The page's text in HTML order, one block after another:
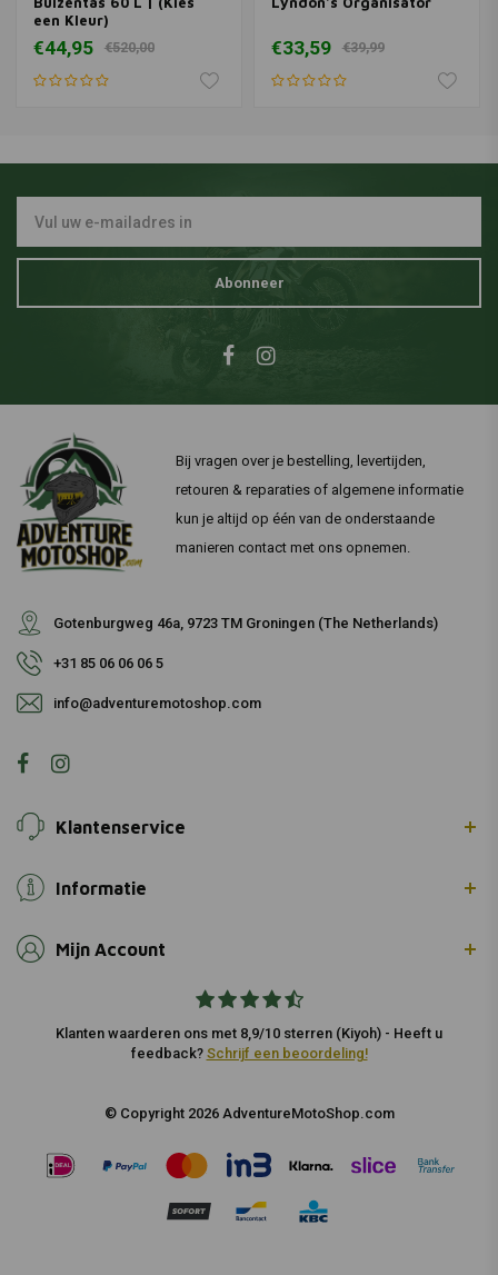
een Kleur)
€44,95 €520,00 €33,59 €39,99
Abonneer
Bij vragen over je bestelling, levertijden,
retouren & reparaties of algemene informatie
kun je altijd op één van de onderstaande
manieren contact met ons opnemen.
Gotenburgweg 46a, 9723 TM Groningen (The Netherlands)
+31 85 06 06 06 5
info@adventuremotoshop.com
Klantenservice
Informatie
Mijn Account
Klanten waarderen ons met 8,9/10 sterren (Kiyoh) - Heeft u
feedback? Schrijf een beoordeling!
© Copyright 2026 AdventureMotoShop.com